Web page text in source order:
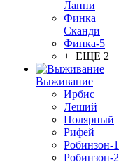
Лаппи
Финка
Сканди
Финка-5
+ ЕЩЕ 2
Выживание
Ирбис
Леший
Полярный
Рифей
Робинзон-1
Робинзон-2